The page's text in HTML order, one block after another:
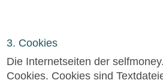
3. Cookies
Die Internetseiten der
Cookies. Cookies sind